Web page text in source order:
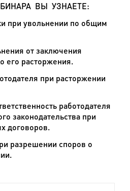
ВЫ УЗНАЕТЕ:
при увольнении по общим
от заключения
его расторжения.
при расторжении
работодателя
законодательства при
договоров.
разрешении споров о